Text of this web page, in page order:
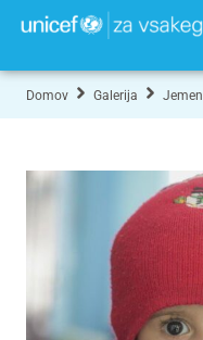
Domov Galerija Jemen